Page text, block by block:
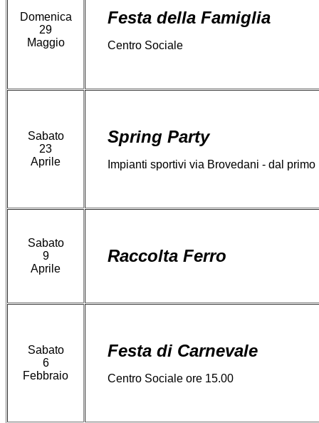
Domenica
29
Maggio
Festa della Famiglia
Centro Sociale
Sabato
23
Aprile
Spring Party
Impianti sportivi via Brovedani - dal
Sabato
9
Aprile
Raccolta Ferro
Sabato
6
Febbraio
Festa di Carnevale
Centro Sociale ore 15.00